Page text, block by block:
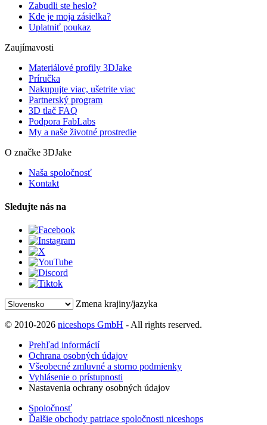
Zabudli ste heslo?
Kde je moja zásielka?
Uplatniť poukaz
Zaujímavosti
Materiálové profily 3DJake
Príručka
Nakupujte viac, ušetrite viac
Partnerský program
3D tlač FAQ
Podpora FabLabs
My a naše životné prostredie
O značke 3DJake
Naša spoločnosť
Kontakt
Sledujte nás na
Zmena krajiny/jazyka
© 2010-2026 niceshops GmbH - All rights reserved.
Prehľad informácií
Ochrana osobných údajov
Všeobecné zmluvné a storno podmienky
Vyhlásenie o prístupnosti
Nastavenia ochrany osobných údajov
Spoločnosť
Ďalšie obchody patriace spoločnosti niceshops